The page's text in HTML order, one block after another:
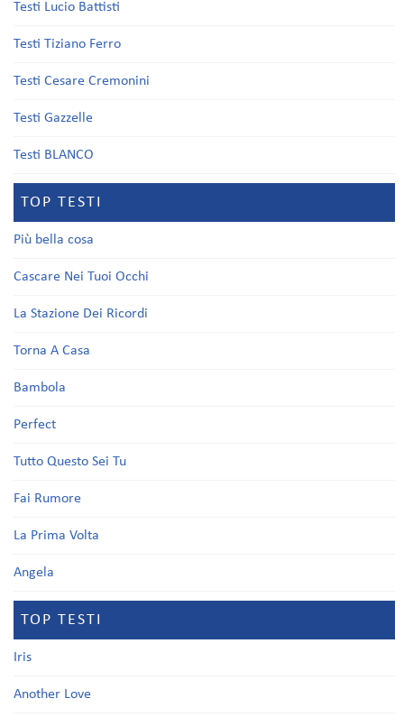
Testi Lucio Battisti
Testi Tiziano Ferro
Testi Cesare Cremonini
Testi Gazzelle
Testi BLANCO
TOP TESTI
Più bella cosa
Cascare Nei Tuoi Occhi
La Stazione Dei Ricordi
Torna A Casa
Bambola
Perfect
Tutto Questo Sei Tu
Fai Rumore
La Prima Volta
Angela
TOP TESTI
Iris
Another Love